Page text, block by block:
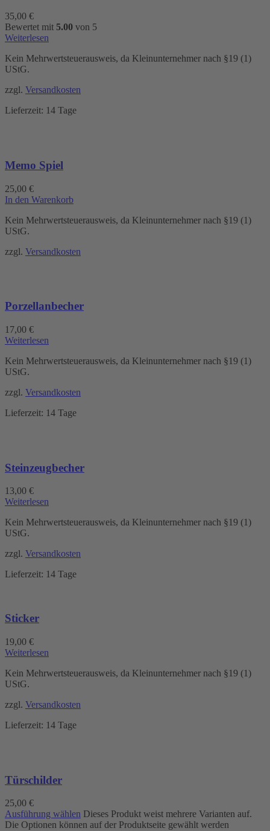
35,00 €
Bewertet mit 5.00 von 5
Weiterlesen
Kein Mehrwertsteuerausweis, da Kleinunternehmer nach §19 (1)
UStG.
zzgl. Versandkosten
Lieferzeit: 14 Tage
Memo Spiel
25,00 €
In den Warenkorb
Kein Mehrwertsteuerausweis, da Kleinunternehmer nach §19 (1)
UStG.
zzgl. Versandkosten
Porzellanbecher
17,00 €
Weiterlesen
Kein Mehrwertsteuerausweis, da Kleinunternehmer nach §19 (1)
UStG.
zzgl. Versandkosten
Lieferzeit: 14 Tage
Steinzeugbecher
13,00 €
Weiterlesen
Kein Mehrwertsteuerausweis, da Kleinunternehmer nach §19 (1)
UStG.
zzgl. Versandkosten
Lieferzeit: 14 Tage
Sticker
19,00 €
Weiterlesen
Kein Mehrwertsteuerausweis, da Kleinunternehmer nach §19 (1)
UStG.
zzgl. Versandkosten
Lieferzeit: 14 Tage
Türschilder
25,00 €
Ausführung wählen Dieses Produkt weist mehrere Varianten auf.
Die Optionen können auf der Produktseite gewählt werden